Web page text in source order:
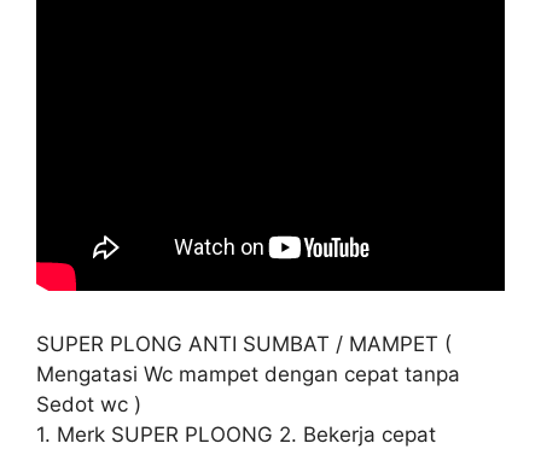
SUPER PLONG ANTI SUMBAT / MAMPET (
Mengatasi Wc mampet dengan cepat tanpa
Sedot wc )
1. Merk SUPER PLOONG 2. Bekerja cepat